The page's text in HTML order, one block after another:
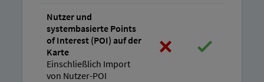
Nutzer und
systembasierte Points
of Interest (POI) auf der
Karte
Einschließlich Import
von Nutzer-POI